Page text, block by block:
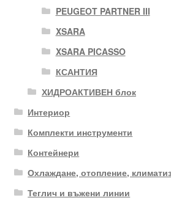
PEUGEOT PARTNER III
XSARA
XSARA PICASSO
КСАНТИЯ
ХИДРОАКТИВЕН блок
Интериор
Комплекти инструменти
Контейнери
Охлаждане, отопление,
Теглич и въжени линии